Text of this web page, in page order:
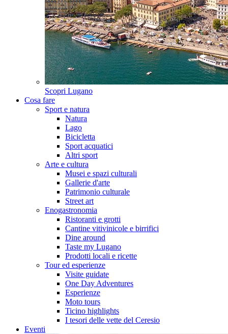
Scopri Lugano
Cosa fare
Sport e natura
Natura
Lago
Bicicletta
Sport acquatici
Altri sport
Arte e cultura
Musei e spazi culturali
Gallerie d'arte
Patrimonio culturale
Street art
Enogastronomia
Ristoranti e grotti
Cantine vitivinicole e birrifici
Dine around
Taste my Lugano
Prodotti locali e ricette
Tour ed esperienze
Visite guidate
One Day Adventures
Esperienze
Moto tours
Ticino highlights
I tesori delle vette del Ceresio
Eventi